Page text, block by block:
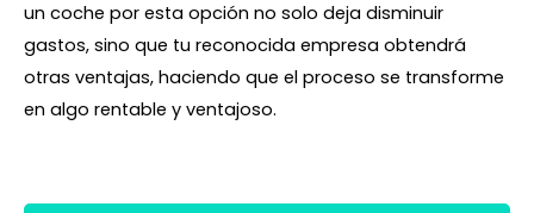
un coche por esta opción no solo deja disminuir
gastos, sino que tu reconocida empresa obtendrá
otras ventajas, haciendo que el proceso se transforme
en algo rentable y ventajoso.